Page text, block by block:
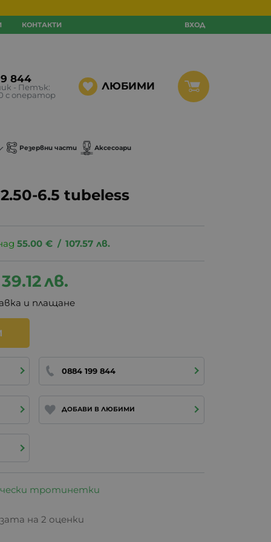
КОНТАКТИ ВХОД
844
- Петък:
с оператор
ЛЮБИМИ
Резервни части Аксесоари
6.5 tubeless
55.00 € / 107.57 лв.
39.12лв.
и плащане
0884 199 844
ДОБАВИ В ЛЮБИМИ
тротинетки
на 2 оценки